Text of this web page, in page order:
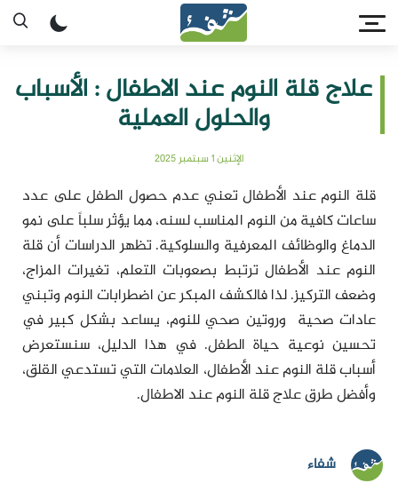
علاج قلة النوم عند الاطفال : الأسباب
والحلول العملية
الإثنين 1 سبتمبر 2025
قلة النوم عند الأطفال تعني عدم حصول الطفل على عدد
ساعات كافية من النوم المناسب لسنه، مما يؤثر سلباً على نمو
الدماغ والوظائف المعرفية والسلوكية. تظهر الدراسات أن قلة
النوم عند الأطفال ترتبط بصعوبات التعلم، تغيرات المزاج،
وضعف التركيز. لذا فالكشف المبكر عن اضطرابات النوم وتبني
عادات صحية وروتين صحي للنوم، يساعد بشكل كبير في
تحسين نوعية حياة الطفل. في هذا الدليل، سنستعرض
أسباب قلة النوم عند الأطفال، العلامات التي تستدعي القلق،
وأفضل طرق علاج قلة النوم عند الاطفال.
شفاء